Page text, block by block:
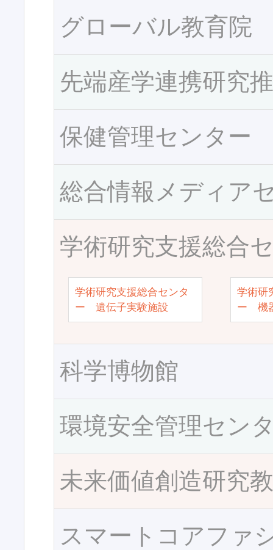
グローバル教育院
先端産学連携研究
保健管理センター
総合情報メディア
学術研究支援総合
学術研究支援総合センタ
ー 遺伝子実験施設
学術研
ー 機
科学博物館
環境安全管理セン
未来価値創造研究
スマートコアファ